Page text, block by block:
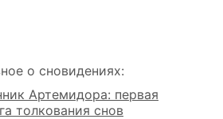
о сновидениях:
Артемидора: первая
толкования снов